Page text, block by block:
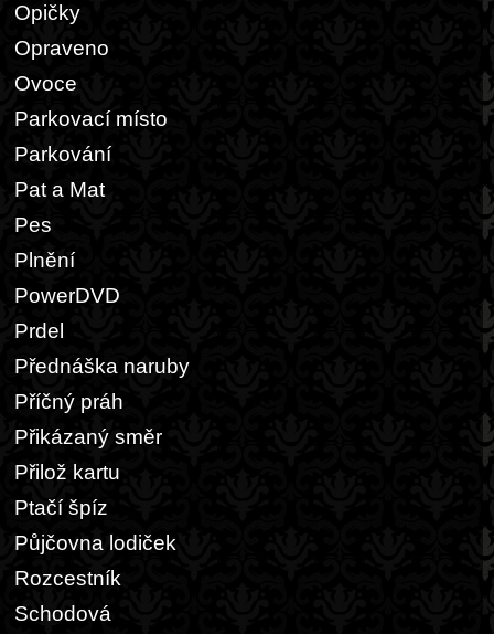
Opičky
Opraveno
Ovoce
Parkovací místo
Parkování
Pat a Mat
Pes
Plnění
PowerDVD
Prdel
Přednáška naruby
Příčný práh
Přikázaný směr
Přilož kartu
Ptačí špíz
Půjčovna lodiček
Rozcestník
Schodová